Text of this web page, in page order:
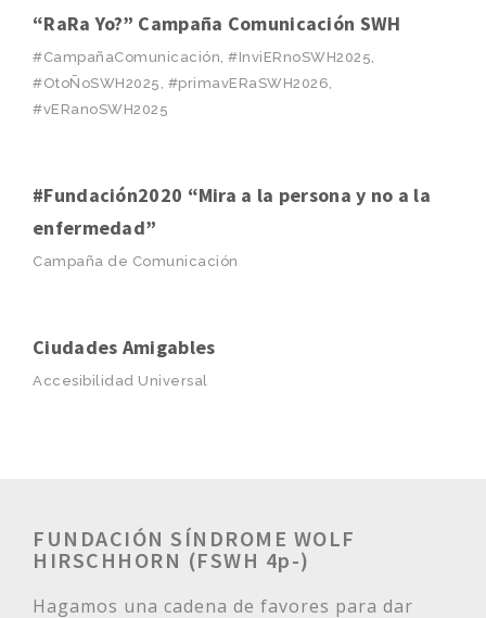
“RaRa Yo?” Campaña Comunicación SWH
#CampañaComunicación, #InviERnoSWH2025,
#OtoÑoSWH2025, #primavERaSWH2026,
#vERanoSWH2025
#Fundación2020 “Mira a la persona y no a la
enfermedad”
Campaña de Comunicación
Ciudades Amigables
Accesibilidad Universal
FUNDACIÓN SÍNDROME WOLF
HIRSCHHORN (FSWH 4p-)
Hagamos una cadena de favores para dar